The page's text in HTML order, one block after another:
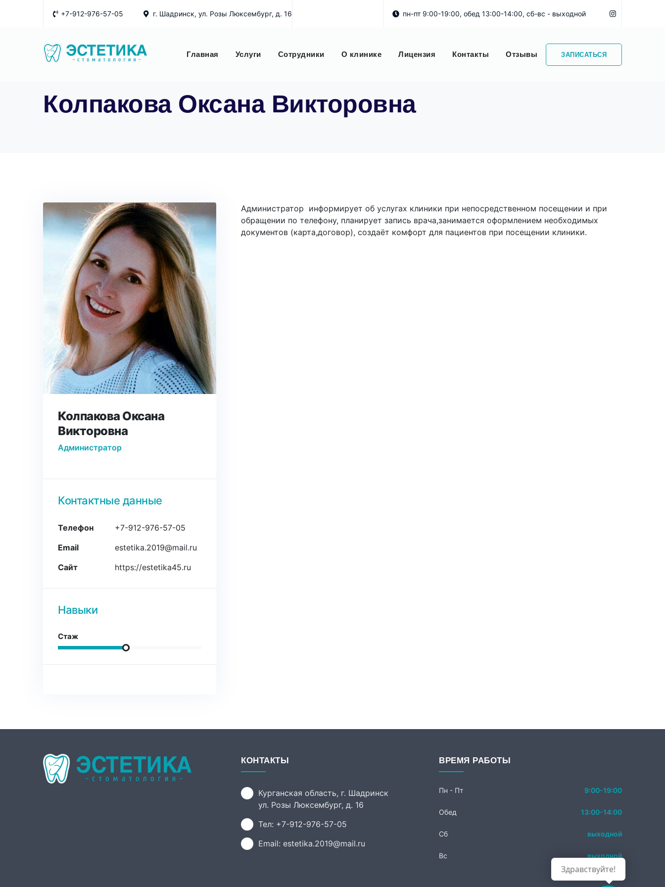
+7-912-976-57-05 г. Шадринск, ул. Розы Люксембург, д. 16 пн-пт 9:00-19:00, обед 13:00-14:00, сб-вс - выходной
Главная Услуги Сотрудники О клинике Лицензия Контакты Отзывы ЗАПИСАТЬСЯ
Колпакова Оксана Викторовна
Колпакова Оксана
Викторовна
Администратор
Контактные данные
Телефон
+7-912-976-57-05
Email
estetika.2019@mail.ru
Сайт
https://estetika45.ru
Навыки
Стаж
Администратор информирует об услугах клиники при непосредственном посещении и при
обращении по телефону, планирует запись врача,занимается оформлением необходимых
документов (карта,договор), создаёт комфорт для пациентов при посещении клиники.
КОНТАКТЫ
Курганская область, г. Шадринск
ул. Розы Люксембург, д. 16
Тел: +7-912-976-57-05
Email: estetika.2019@mail.ru
ВРЕМЯ РАБОТЫ
Пн - Пт 9:00-19:00
Обед 13:00-14:00
Сб выходной
Вс выходной
Здравствуйте!